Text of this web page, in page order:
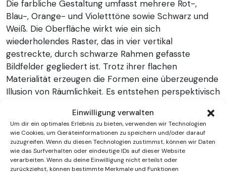
Einwilligung verwalten
Um dir ein optimales Erlebnis zu bieten, verwenden wir Technologien
wie Cookies, um Geräteinformationen zu speichern und/oder darauf
zuzugreifen. Wenn du diesen Technologien zustimmst, können wir Daten
wie das Surfverhalten oder eindeutige IDs auf dieser Website
verarbeiten. Wenn du deine Einwilligung nicht erteilst oder
zurückziehst, können bestimmte Merkmale und Funktionen
Die farbliche Gestaltung umfasst mehrere Rot-,
Blau-, Orange- und Violetttöne sowie Schwarz und
Weiß. Die Oberfläche wirkt wie ein sich
wiederholendes Raster, das in vier vertikal
gestreckte, durch schwarze Rahmen gefasste
Bildfelder gegliedert ist. Trotz ihrer flachen
Materialität erzeugen die Formen eine überzeugende
Illusion von Räumlichkeit. Es entstehen perspektivisch
die vom Auge nicht eindeutig zugeordnet werden
können. Je nach Blickrichtung erscheinen dieselben
Flächen entweder als Ober- oder Unterseite eines
Quaders. Diese optische Mehrdeutigkeit ist ein
zentrales Merkmal der Op-Art, einer Kunstrichtung,